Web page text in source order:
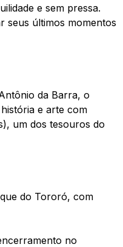
e sem pressa.
seus últimos momentos
da Barra, o
e arte com
um dos tesouros do
do Tororó, com
no